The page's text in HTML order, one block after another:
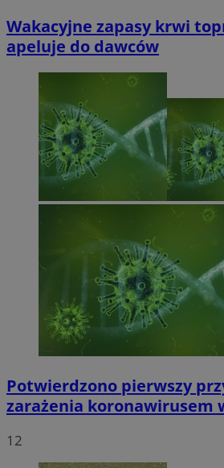
Wakacyjne zapasy krwi
apeluje do dawców
Potwierdzono pierwszy
zarażenia koronawirusem
12